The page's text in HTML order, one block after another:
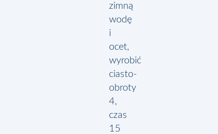
zimną
wodę
i
ocet,
wyrobić
ciasto-
obroty
4,
czas
15